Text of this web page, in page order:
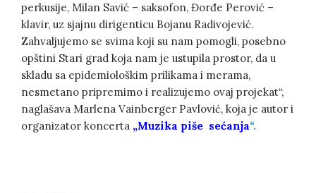
perkusije, Milan Savić – saksofon, Đorđe Perović –
klavir, uz sjajnu dirigenticu Bojanu Radivojević.
Zahvaljujemo se svima koji su nam pomogli, posebno
opštini Stari grad koja nam je ustupila prostor, da u
skladu sa epidemiološkim prilikama i merama,
nesmetano pripremimo i realizujemo ovaj projekat“,
naglašava Marlena Vainberger Pavlović, koja je autor i
organizator koncerta „Muzika piše sećanja“.